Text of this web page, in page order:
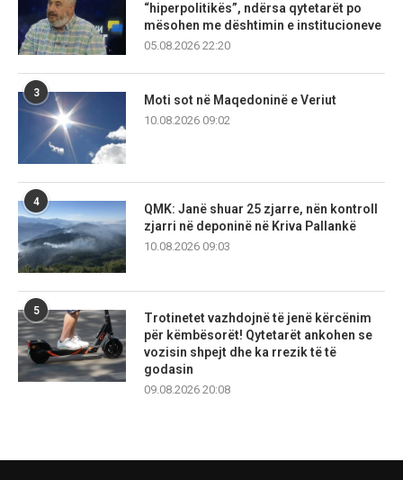
“hiperpolitikës”, ndërsa qytetarët po
mësohen me dështimin e institucioneve
05.08.2026 22:20
3
Moti sot në Maqedoninë e Veriut
10.08.2026 09:02
4
QMK: Janë shuar 25 zjarre, nën kontroll
zjarri në deponinë në Kriva Pallankë
10.08.2026 09:03
5
Trotinetet vazhdojnë të jenë kërcënim
për këmbësorët! Qytetarët ankohen se
vozisin shpejt dhe ka rrezik të të
godasin
09.08.2026 20:08